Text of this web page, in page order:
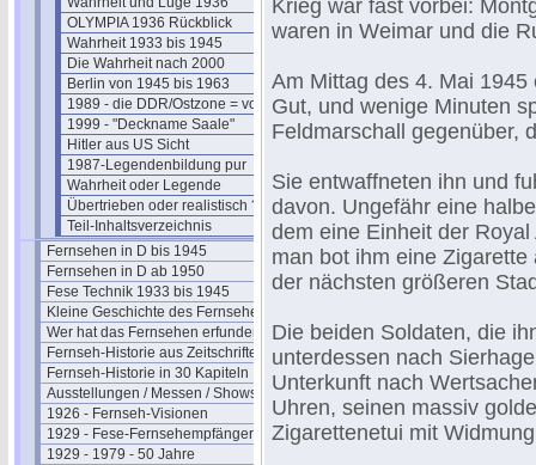
OLYMPIA 1936 Rückblick
Wahrheit 1933 bis 1945
Die Wahrheit nach 2000
Berlin von 1945 bis 1963
1989 - die DDR/Ostzone = vorbei
1999 - "Deckname Saale"
Hitler aus US Sicht
1987-Legendenbildung pur
Wahrheit oder Legende
Übertrieben oder realistisch ?
Teil-Inhaltsverzeichnis
Fernsehen in D bis 1945
Fernsehen in D ab 1950
Fese Technik 1933 bis 1945
Kleine Geschichte des Fernsehens
Wer hat das Fernsehen erfunden?
Fernseh-Historie aus Zeitschriften
Fernseh-Historie in 30 Kapiteln
Ausstellungen / Messen / Shows
1926 - Fernseh-Visionen
1929 - Fese-Fernsehempfänger
1929 - 1979 - 50 Jahre
Krieg war fast vorbei:
waren in Weimar und die
Am Mittag des 4. Mai
Gut, und wenige Minuten
Feldmarschall gegenüber,
Sie entwaffneten ihn und
davon. Ungefähr eine
dem eine Einheit der
man bot ihm eine
der nächsten größeren
Die beiden Soldaten, die
unterdessen nach
Unterkunft nach
Uhren, seinen massiv
Zigarettenetui mit